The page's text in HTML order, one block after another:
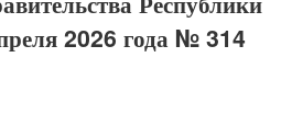
2026 года № 314